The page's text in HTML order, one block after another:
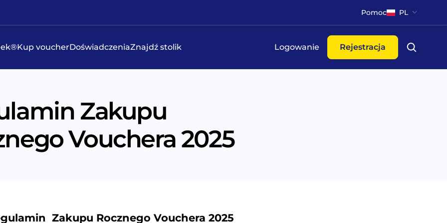
Pomoc PL
Kup voucherDoświadczeniaZnajdź stolik Logowanie Rejestracja
Zakupu
Vouchera 2025
Zakupu Rocznego Vouchera 2025